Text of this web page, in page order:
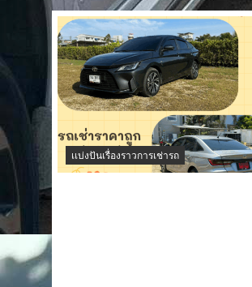
เเบ่งปันเรื่องราวการเช่ารถ